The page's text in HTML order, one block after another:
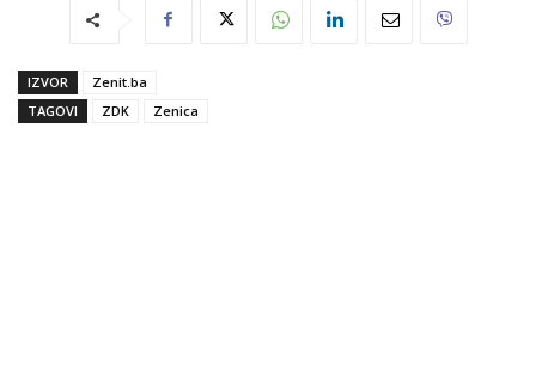
IZVOR
Zenit.ba
TAGOVI
ZDK Zenica